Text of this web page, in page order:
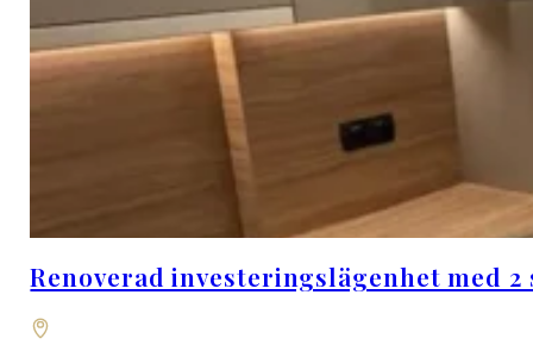
Renoverad investeringslägenhet med